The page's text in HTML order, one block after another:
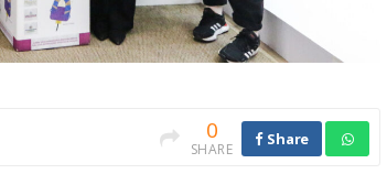
0
SHARE
Share